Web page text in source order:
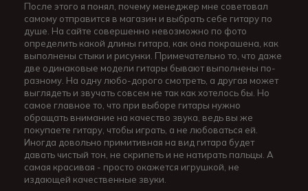
После этого я понял, почему менеджер мне советовал
самому отправится в магазин и выбрать себе гитару по
душе. На сайте совершенно невозможно по фото
определить какой длины гитара, как она покрашена, как
выполнены стыки и рисунки. Примечательно то, что даже
две одинаковые модели гитары бывают выполнены по-
разному. На одну любо-дорого смотреть, а другая может
выглядеть и звучать совсем не так как хотелось бы. Но
самое главное то, что при выборе гитары нужно
обращать внимание на качество звука, ведь вы же
покупаете гитару, чтобы играть, а не любоваться ей.
Иногда довольно примитивная на вид гитара будет
давать чистый тон, не скрипеть и не натирать пальцы. А
самая красивая - просто окажется игрушкой, не
издающей качественные звуки.